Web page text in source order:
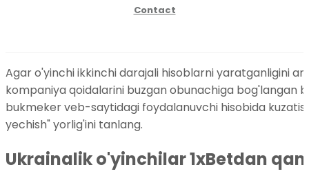
Contact
Agar o'yinchi ikkinchi darajali hisoblarni yaratganligini
kompaniya qoidalarini buzgan obunachiga bog'langan
bukmeker veb-saytidagi foydalanuvchi hisobida
yechish" yorlig'ini tanlang.
Ukrainalik o'yinchilar 1xBetdan